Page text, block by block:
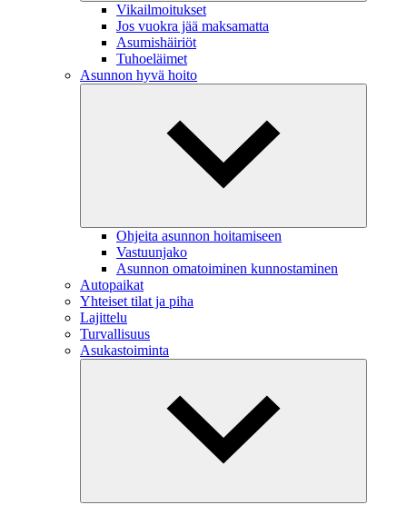
Vikailmoitukset
Jos vuokra jää maksamatta
Asumishäiriöt
Tuhoeläimet
Asunnon hyvä hoito
Ohjeita asunnon hoitamiseen
Vastuunjako
Asunnon omatoiminen kunnostaminen
Autopaikat
Yhteiset tilat ja piha
Lajittelu
Turvallisuus
Asukastoiminta